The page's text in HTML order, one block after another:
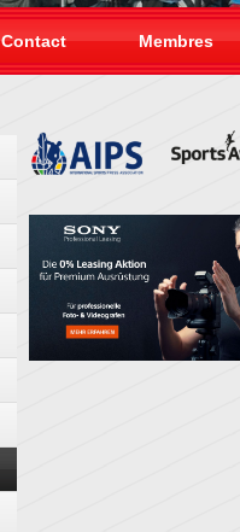
Contact Membres